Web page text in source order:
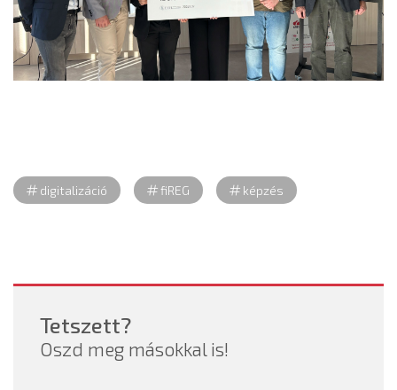
digitalizáció fiREG képzés
Tetszett?
Oszd meg másokkal is!